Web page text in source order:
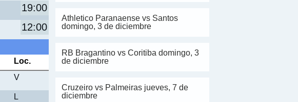
19:00
12:00
Loc.
V
L
Athletico Paranaense vs Santos
domingo, 3 de diciembre
RB Bragantino vs Coritiba domingo, 3
de diciembre
Cruzeiro vs Palmeiras jueves, 7 de
diciembre